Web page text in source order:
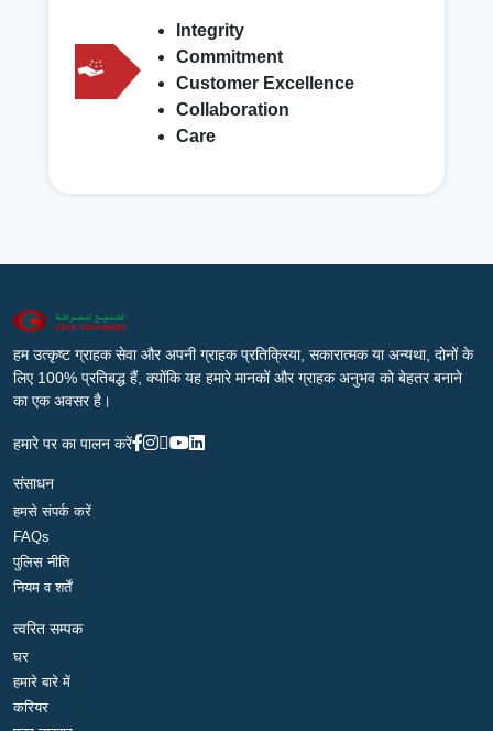
Integrity
Commitment
Customer Excellence
Collaboration
Care
हम उत्कृष्ट ग्राहक सेवा और अपनी ग्राहक प्रतिक्रिया, सकारात्मक या अन्यथा, दोनों के
लिए 100% प्रतिबद्ध हैं, क्योंकि यह हमारे मानकों और ग्राहक अनुभव को बेहतर बनाने
का एक अवसर है।
हमारे पर का पालन करें
संसाधन
हमसे संपर्क करें
FAQs
पुलिस नीति
नियम व शर्तें
त्वरित सम्पक
घर
हमारे बारे में
करियर